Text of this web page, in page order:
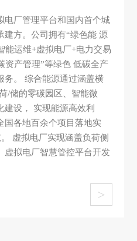
电厂管理平台和国内首个城
建方。公司拥有“绿色能 源
能运维+虚拟电厂+电力交易
资产管理”等绿色 低碳全产
务。 综合能源通过涵盖横
/储的零碳园区、智能微
建设， 实现能源高效利
国各地百余个项目落地实
虚拟电厂实现涵盖负荷侧
虚拟电厂智慧管控平台开发
>